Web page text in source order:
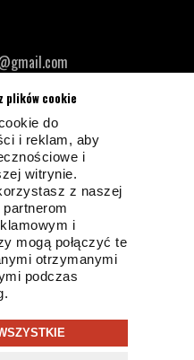
plików cookie
do
i reklam, aby
i
witrynie.
z naszej
i
mogą połączyć te
otrzymanymi
podczas
OUTDOOR
SKLEPU: